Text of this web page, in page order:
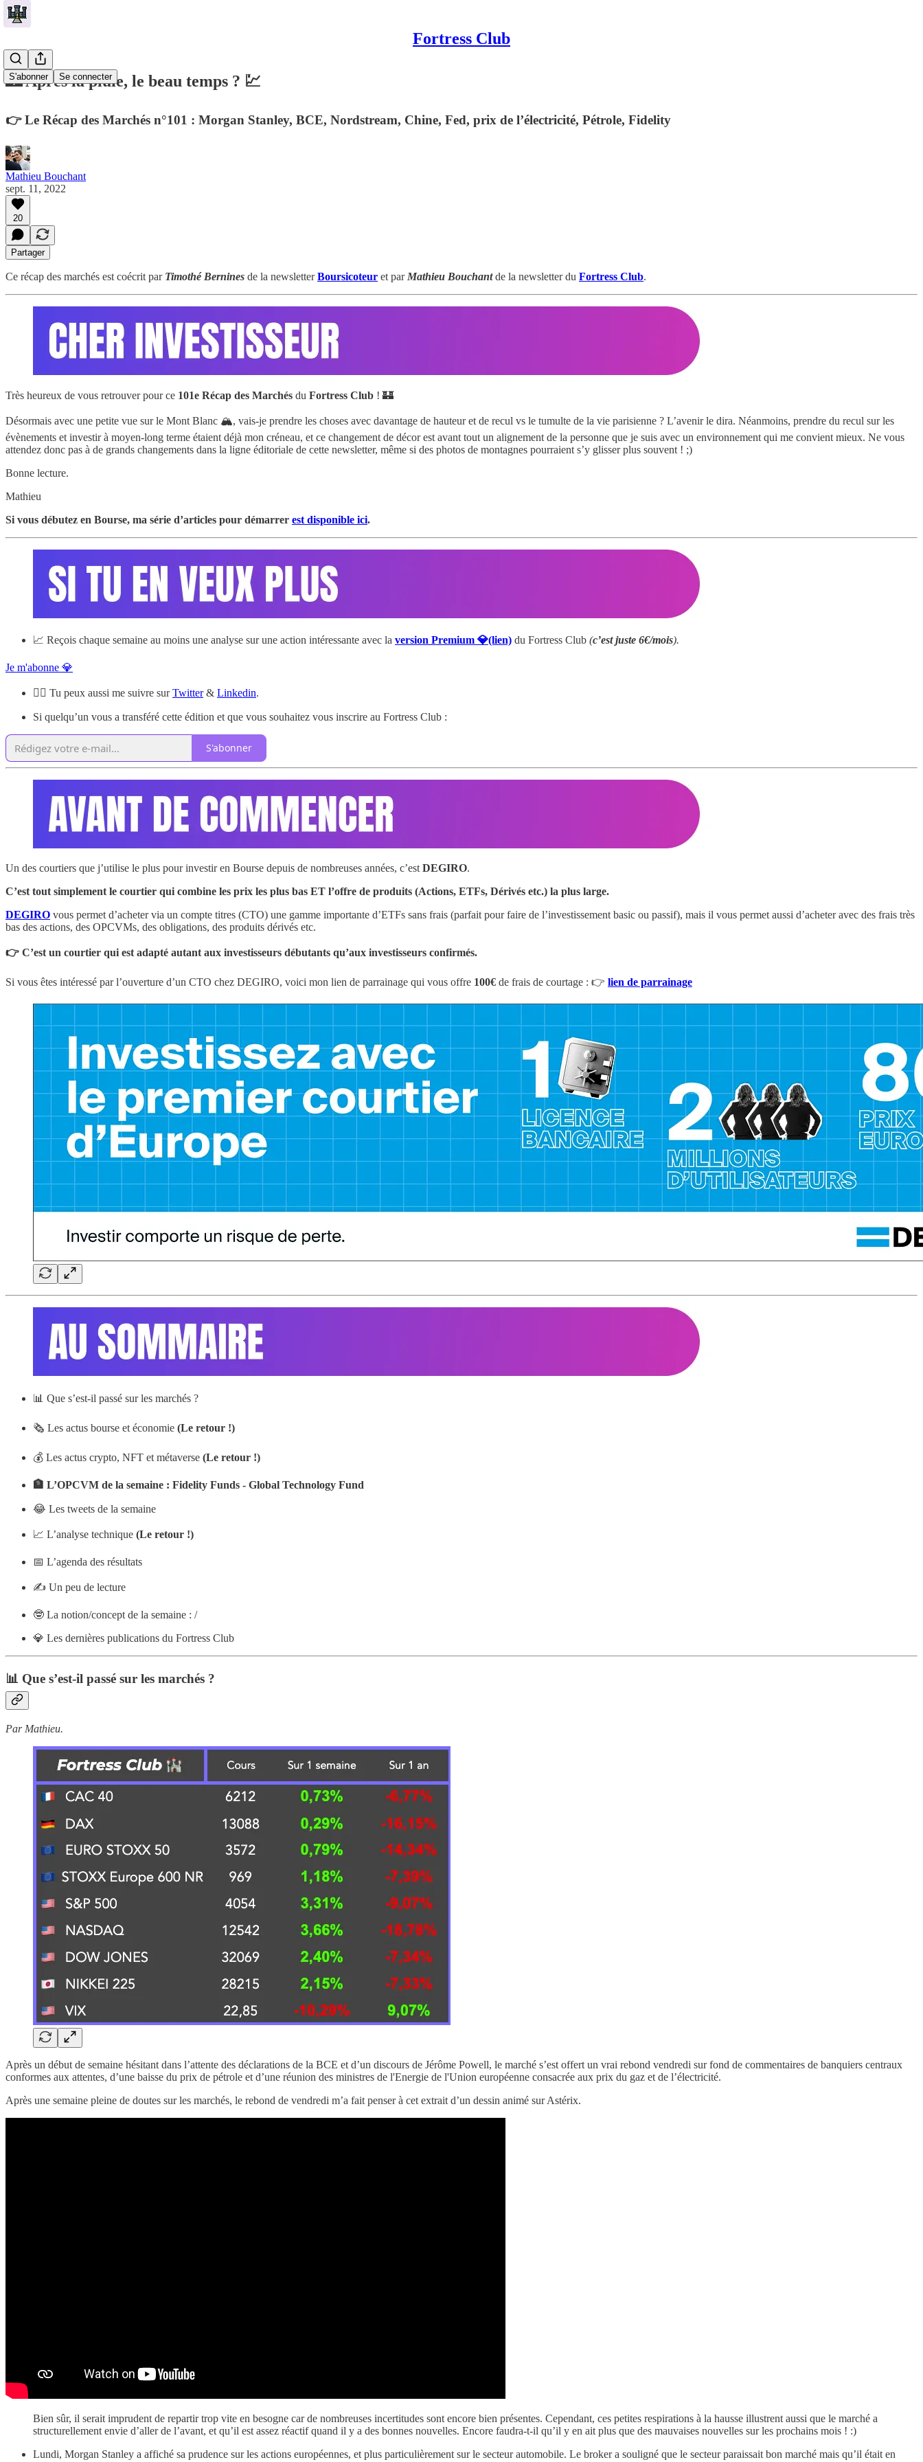
Fortress Club
S'abonner Se connecter
🏰 Après la pluie, le beau temps ? 💹
👉 Le Récap des Marchés n°101 : Morgan Stanley, BCE, Nordstream, Chine, Fed, prix de l’électricité, Pétrole, Fidelity
Mathieu Bouchant
sept. 11, 2022
20
Partager
Ce récap des marchés est coécrit par Timothé Bernines de la newsletterBoursicoteur et par Mathieu Bouchantde la newsletter du Fortress Club.
Très heureux de vous retrouver pour ce 101e Récap des Marchés du Fortress Club ! 🏰
Désormais avec une petite vue sur le Mont Blanc 🏔, vais-je prendre les choses avec davantage de hauteur et de recul vs le tumulte de la vie parisienne ? L’avenir le dira. Néanmoins, prendre du recul sur les
évènements et investir à moyen-long terme étaient déjà mon créneau, et ce changement de décor est avant tout un alignement de la personne que je suis avec un environnement qui me convient mieux. Ne vous
attendez donc pas à de grands changements dans la ligne éditoriale de cette newsletter, même si des photos de montagnes pourraient s’y glisser plus souvent ! ;)
Bonne lecture.
Mathieu
Si vous débutez en Bourse, ma série d’articles pour démarrer est disponible ici.
📈 Reçois chaque semaine au moins une analyse sur une action intéressante avec la version Premium 💎(lien) du Fortress Club (c’est juste 6€/mois).
Je m'abonne 💎
🙋‍♂️ Tu peux aussi me suivre surTwitter& Linkedin.
Si quelqu’un vous a transféré cette édition et que vous souhaitez vous inscrire au Fortress Club :
S'abonner
Un des courtiers que j’utilise le plus pour investir en Bourse depuis de nombreuses années, c’est DEGIRO.
C’est tout simplement le courtier qui combine les prix les plus bas ET l’offre de produits (Actions, ETFs, Dérivés etc.) la plus large.
DEGIRO vous permet d’acheter via un compte titres (CTO) une gamme importante d’ETFs sans frais (parfait pour faire de l’investissement basic ou passif), mais il vous permet aussi d’acheter avec des frais très
bas des actions, des OPCVMs, des obligations, des produits dérivés etc.
👉 C’est un courtier qui est adapté autant aux investisseurs débutants qu’aux investisseurs confirmés.
Si vous êtes intéressé par l’ouverture d’un CTO chez DEGIRO, voici mon lien de parrainage qui vous offre 100€ de frais de courtage : 👉 lien de parrainage
📊 Que s’est-il passé sur les marchés ?
🗞️ Les actus bourse et économie (Le retour !)
💰 Les actus crypto, NFT et métaverse (Le retour !)
🏦 L’OPCVM de la semaine : Fidelity Funds - Global Technology Fund
😂 Les tweets de la semaine
📈 L’analyse technique (Le retour !)
📅 L’agenda des résultats
✍️ Un peu de lecture
🤓 La notion/concept de la semaine : /
💎 Les dernières publications du Fortress Club
📊 Que s’est-il passé sur les marchés ?
Par Mathieu.
Après un début de semaine hésitant dans l’attente des déclarations de la BCE et d’un discours de Jérôme Powell, le marché s’est offert un vrai rebond vendredi sur fond de commentaires de banquiers centraux
conformes aux attentes, d’une baisse du prix de pétrole et d’une réunion des ministres de l'Energie de l'Union européenne consacrée aux prix du gaz et de l’électricité.
Après une semaine pleine de doutes sur les marchés, le rebond de vendredi m’a fait penser à cet extrait d’un dessin animé sur Astérix.
Bien sûr, il serait imprudent de repartir trop vite en besogne car de nombreuses incertitudes sont encore bien présentes. Cependant, ces petites respirations à la hausse illustrent aussi que le marché a
structurellement envie d’aller de l’avant, et qu’il est assez réactif quand il y a des bonnes nouvelles. Encore faudra-t-il qu’il y en ait plus que des mauvaises nouvelles sur les prochains mois ! :)
Lundi, Morgan Stanley a affiché sa prudence sur les actions européennes, et plus particulièrement sur le secteur automobile. Le broker a souligné que le secteur paraissait bon marché mais qu’il était en